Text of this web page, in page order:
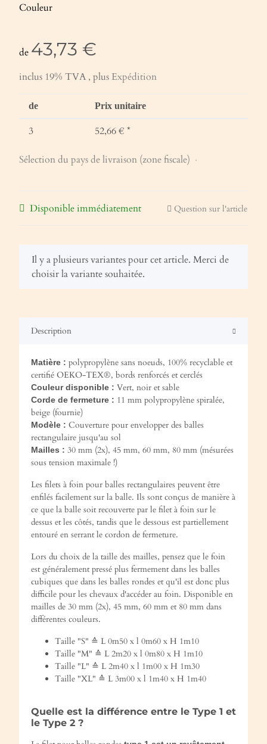
Couleur
de 43,73 €
inclus 19% TVA , plusExpédition
de Prix unitaire
3 52,66 € *
Sélection du pays de livraison (zone fiscale)
Disponible immédiatement Question sur l'article
x
Il y a plusieurs variantes pour cet article. Merci de
choisir la variante souhaitée.
Description
Matière : polypropylène sans noeuds, 100% recyclable et
certifié OEKO-TEX®, bords renforcés et cerclés
Couleur disponible : Vert, noir et sable
Corde de fermeture : 11 mm polypropylène spiralée,
beige (fournie)
Modèle : Couverture pour envelopper des balles
rectangulaire jusqu'au sol
Mailles : 30 mm (2x), 45 mm, 60 mm, 80 mm (mésurées
sous tension maximale !)
Les filets à foin pour balles rectangulaires peuvent être
enfilés facilement sur la balle. Ils sont conçus de manière à
ce que la balle soit recouverte par le filet à foin sur le
dessus et les côtés, tandis que le dessous est partiellement
entouré en serrant le cordon de fermeture.
Lors du choix de la taille des mailles, pensez que le foin
est généralement pressé plus fermement dans les balles
cubiques que dans les balles rondes et qu'il est donc plus
difficile pour les chevaux d'accéder au foin. Disponible en
mailles de 30 mm (2x), 45 mm, 60 mm et 80 mm dans
différentes couleurs.
Taille "S" ≙ L 0m50 x l 0m60 x H 1m10
Taille "M" ≙ L 2m20 x l 0m80 x H 1m10
Taille "L" ≙ L 2m40 x l 1m00 x H 1m30
Taille "XL" ≙ L 3m00 x l 1m40 x H 1m40
Quelle est la différence entre le Type 1 et
le Type 2 ?